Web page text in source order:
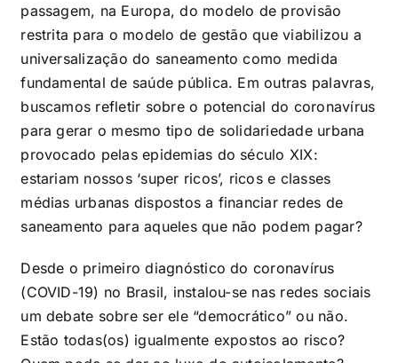
passagem, na Europa, do modelo de provisão
restrita para o modelo de gestão que viabilizou a
universalização do saneamento como medida
fundamental de saúde pública. Em outras palavras,
buscamos refletir sobre o potencial do coronavírus
para gerar o mesmo tipo de solidariedade urbana
provocado pelas epidemias do século XIX:
estariam nossos ‘super ricos’, ricos e classes
médias urbanas dispostos a financiar redes de
saneamento para aqueles que não podem pagar?
Desde o primeiro diagnóstico do coronavírus
(COVID-19) no Brasil, instalou-se nas redes sociais
um debate sobre ser ele “democrático” ou não.
Estão todas(os) igualmente expostos ao risco?